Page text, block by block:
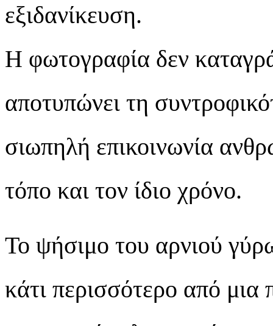
εξιδανίκευση.
Η φωτογραφία δεν
αποτυπώνει τη
σιωπηλή επικοινωνία
τόπο και τον ίδιο χρόνο.
Το ψήσιμο του αρνιού
κάτι περισσότερο από